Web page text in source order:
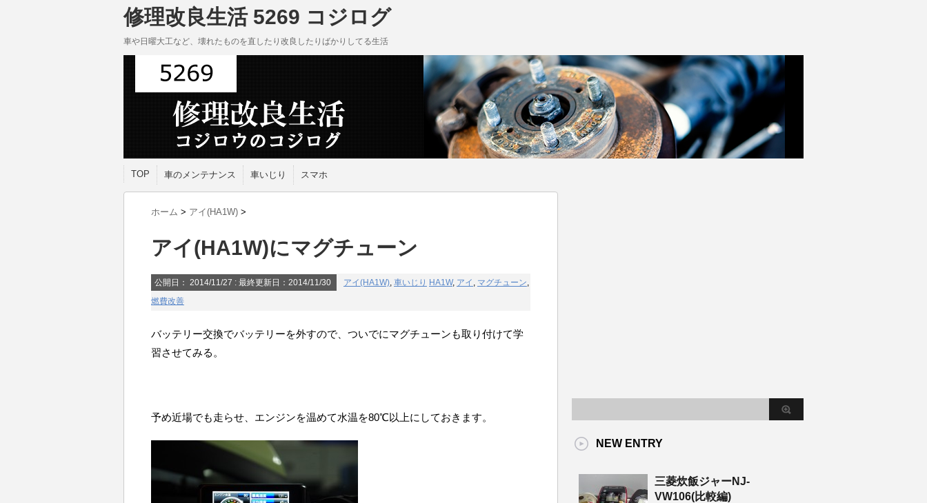
修理改良生活 5269 コジログ
車や日曜大工など、壊れたものを直したり改良したりばかりしてる生活
TOP 車のメンテナンス 車いじり スマホ
ホーム > アイ(HA1W) >
アイ(HA1W)にマグチューン
公開日： 2014/11/27 : 最終更新日：2014/11/30 アイ(HA1W), 車いじり HA1W, アイ , マグチューン,
燃費改善
バッテリー交換でバッテリーを外すので、ついでにマグチューンも取り付けて学
習させてみる。
予め近場でも走らせ、エンジンを温めて水温を80℃以上にしておきます。
NEW ENTRY
三菱炊飯ジャーNJ-
VW106(比較編)